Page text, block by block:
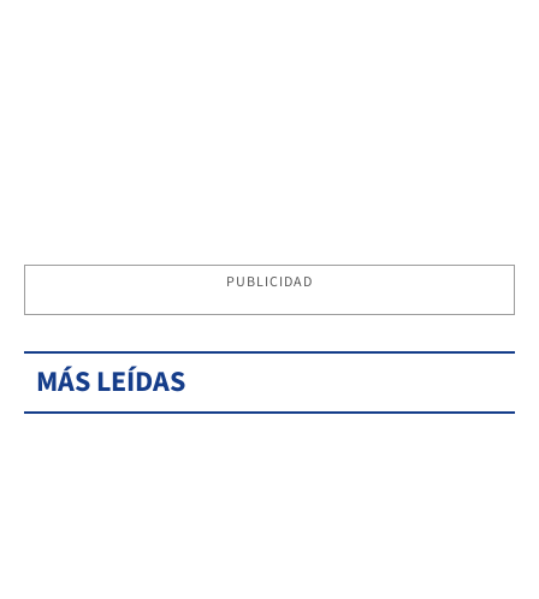
PUBLICIDAD
MÁS LEÍDAS